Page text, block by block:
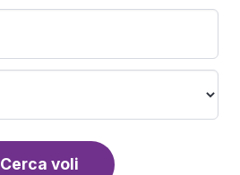
Cerca voli